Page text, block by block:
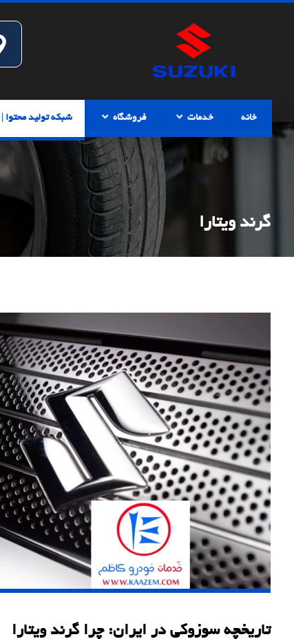
خانه خدمات فروشگاه شبکه تولید محتوا | CPN
گرند ویتارا
تاریخچه سوزوکی در ایران: چرا گرند ویتارا